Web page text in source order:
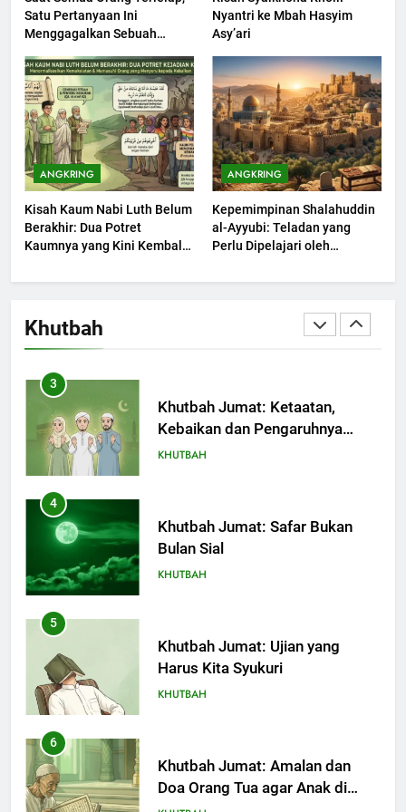
Satu Pertanyaan Ini
Menggagalkan Sebuah
Nyantri ke Mbah Hasyim
Asy’ari
ANGKRING
Kisah Kaum Nabi Luth Belum
Berakhir: Dua Potret
Kaumnya yang Kini Kembali
ANGKRING
Kepemimpinan Shalahuddin
al-Ayyubi: Teladan yang
Perlu Dipelajari oleh
(2)
Khutbah
1
Khutbah Jumat: Mengapa Orang
Dengki Tak Akan Pernah
Berjaya?
KHUTBAH
2
Khutbah Jumat: Melihat
Limpahan Nikmat Allah
3
Kebaikan dan Pengaruhnya
Khutbah Jumat: Safar Bukan
Bulan Sial
5
Khutbah Jumat: Ujian yang
Harus Kita Syukuri
Khutbah Jumat: Amalan dan
Doa Orang Tua agar Anak di
7
Khutbah Jumat: Refleksi dari
Cerita Mimbar Rasulullah